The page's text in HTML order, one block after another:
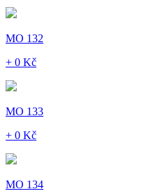
MO 132
+ 0 Kč
MO 133
+ 0 Kč
MO 134